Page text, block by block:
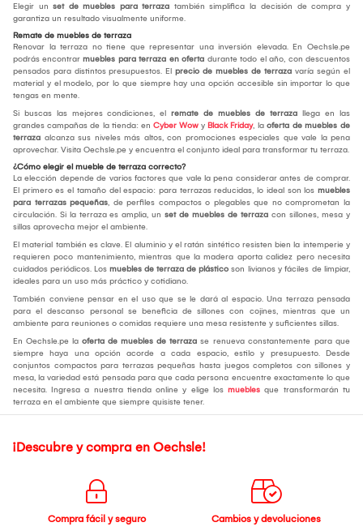
Elegir un set de muebles para terraza también simplifica la decisión de compra y
garantiza un resultado visualmente uniforme.
Remate de muebles de terraza
Renovar la terraza no tiene que representar una inversión elevada. En Oechsle.pe
podrás encontrar muebles para terraza en oferta durante todo el año, con descuentos
pensados para distintos presupuestos. El precio de muebles de terraza varía según el
material y el modelo, por lo que siempre hay una opción accesible sin importar lo que
tengas en mente.
Si buscas las mejores condiciones, el remate de muebles de terraza llega en las
grandes campañas de la tienda: en Cyber Wow y Black Friday, la oferta de muebles de
terraza alcanza sus niveles más altos, con promociones especiales que vale la pena
aprovechar. Visita Oechsle.pe y encuentra el conjunto ideal para transformar tu terraza.
¿Cómo elegir el mueble de terraza correcto?
La elección depende de varios factores que vale la pena considerar antes de comprar.
El primero es el tamaño del espacio: para terrazas reducidas, lo ideal son los muebles
para terrazas pequeñas, de perfiles compactos o plegables que no comprometan la
circulación. Si la terraza es amplia, un set de muebles de terraza con sillones, mesa y
sillas aprovecha mejor el ambiente.
El material también es clave. El aluminio y el ratán sintético resisten bien la intemperie y
requieren poco mantenimiento, mientras que la madera aporta calidez pero necesita
cuidados periódicos. Los muebles de terraza de plástico son livianos y fáciles de limpiar,
ideales para un uso más práctico y cotidiano.
También conviene pensar en el uso que se le dará al espacio. Una terraza pensada
para el descanso personal se beneficia de sillones con cojines, mientras que un
ambiente para reuniones o comidas requiere una mesa resistente y suficientes sillas.
En Oechsle.pe la oferta de muebles de terraza se renueva constantemente para que
siempre haya una opción acorde a cada espacio, estilo y presupuesto. Desde
conjuntos compactos para terrazas pequeñas hasta juegos completos con sillones y
mesa, la variedad está pensada para que cada persona encuentre exactamente lo que
necesita. Ingresa a nuestra tienda online y elige los muebles que transformarán tu
terraza en el ambiente que siempre quisiste tener.
¡Descubre y compra en Oechsle!
Compra fácil y seguro
Cambios y devoluciones